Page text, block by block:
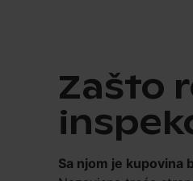
Zašto
Sa njom je kupovina